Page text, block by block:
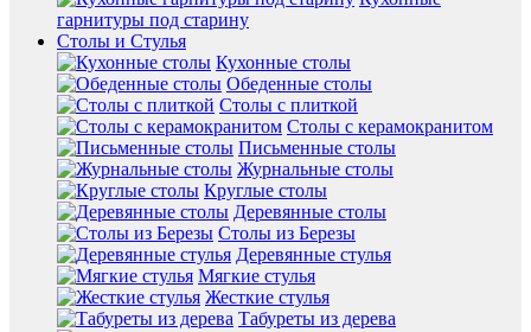
гарнитуры под старину
Столы и Стулья
Кухонные столы
Обеденные столы
Столы с плиткой
Столы с керамокранитом
Письменные столы
Журнальные столы
Круглые столы
Деревянные столы
Столы из Березы
Деревянные стулья
Мягкие стулья
Жесткие стулья
Табуреты из дерева